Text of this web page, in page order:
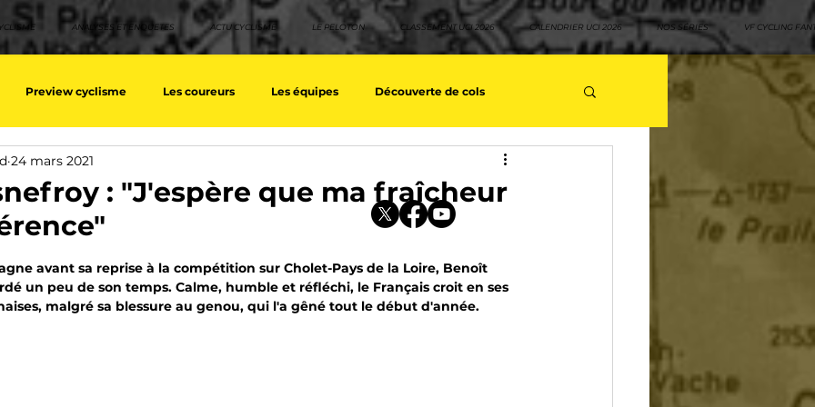
ANALYSES ET ENQUETES ACTU CYCLISME LE PELOTON CLASSEMENT UCI 2026 CALENDRIER UCI 2026 NOS SÉRIES VF CYCLING
Preview cyclisme Les coureurs Les équipes Découverte de cols
Les Tuto cyclisme Nos séries - Coureurs sans GT
équipes
/ Tour d'Espagne Rétro Quizz EpopeeVF Actu cyclisme
: "J'espère que ma fraîcheur
24 mars 2021
5.
avant sa reprise à la compétition sur Cholet-Pays de la Loire, Benoît
un peu de son temps. Calme, humble et réfléchi, le Français croit en ses
malgré sa blessure au genou, qui l'a gêné tout le début d'année.